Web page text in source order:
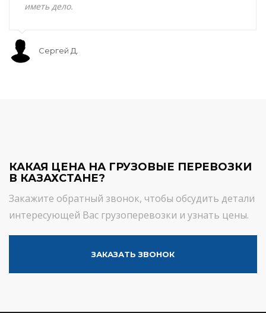
иметь дело.
Сергей Д.
КАКАЯ ЦЕНА НА ГРУЗОВЫЕ ПЕРЕВОЗКИ
В КАЗАХСТАНЕ?
Закажите обратный звонок, чтобы обсудить детали
интересующей Вас грузоперевозки и узнать цены.
ЗАКАЗАТЬ ЗВОНОК